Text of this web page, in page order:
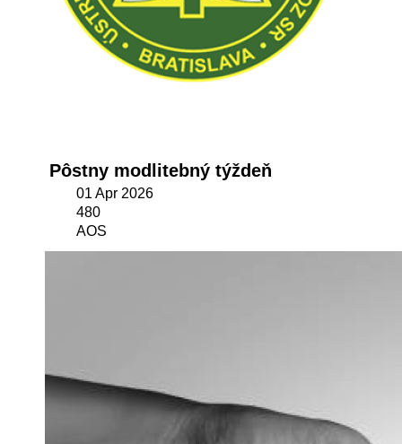
Pôstny modlitebný týždeň
01 Apr 2026
480
AOS